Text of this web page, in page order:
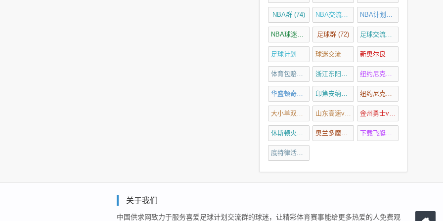
NBA群(74) NBA交流群 NBA计划群
NBA球迷交流群 (74)
足球群 (72) 足球交流群
足球计划群 (72) 球迷交流群 (72) 新奥尔良鹈鹕vs菲尼克斯太阳预测
体育包赔精准计划群 (130)浙江东阳光vs天津先行者预测 纽约尼克斯vs密尔沃基雄鹿预测
华盛顿奇才vs多伦多猛龙预测 (4)
印第安纳步行者vs波士顿凯尔特人预测 纽约尼克斯vs奥兰多魔术预测
大小单双走势规律口诀 (5)山东高速vs广州龙狮预测 (4)
金州勇士vs洛杉矶快船预测
休斯顿火箭vs达拉斯独行侠预测 (4)
奥兰多魔术vs克里夫兰骑士预测 下载飞艇三码计划
底特律活塞vs印第安纳步行者预测
关于我们
中国供求网致力于服务喜爱足球计划交流群的球迷，让精彩体育赛事能给更多热爱的人免费观